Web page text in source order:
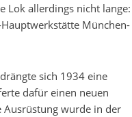
Lok allerdings nicht lange:
München-
sich 1934 eine
dafür einen neuen
Ausrüstung wurde in der